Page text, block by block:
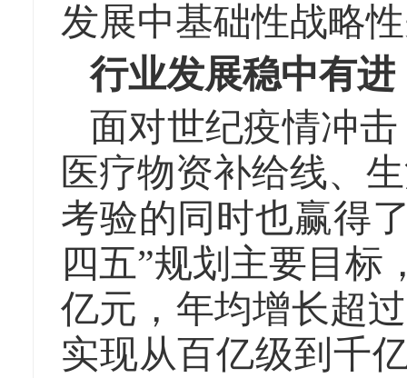
发展中基础性战略
行业发展稳中有
面对世纪疫情冲
医疗物资补给线、
考验的同时也赢得
四五”规划主要目标
亿元，年均增长超
实现从百亿级到千